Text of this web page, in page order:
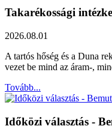
Takarékossági
2026.08.01
A tartós hőség és a Duna
vezet be mind az áram-,
Tovább...
Időközi választás -